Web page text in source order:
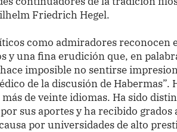
Friedrich Hegel.
como admiradores reconocen
y una fina erudición que, en
imposible no sentirse
de la discusión de Habermas”.
de veinte idiomas. Ha sido
sus aportes y ha recibido grados
por universidades de alto